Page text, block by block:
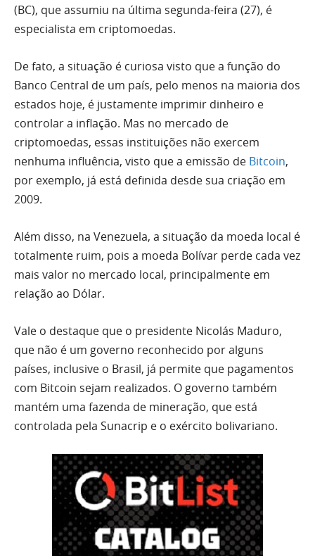
(BC), que assumiu na última segunda-feira (27), é
especialista em criptomoedas.
De fato, a situação é curiosa visto que a função do
Banco Central de um país, pelo menos na maioria dos
estados hoje, é justamente imprimir dinheiro e
controlar a inflação. Mas no mercado de
criptomoedas, essas instituições não exercem
nenhuma influência, visto que a emissão de Bitcoin,
por exemplo, já está definida desde sua criação em
2009.
Além disso, na Venezuela, a situação da moeda local é
totalmente ruim, pois a moeda Bolívar perde cada vez
mais valor no mercado local, principalmente em
relação ao Dólar.
Vale o destaque que o presidente Nicolás Maduro,
que não é um governo reconhecido por alguns
países, inclusive o Brasil, já permite que pagamentos
com Bitcoin sejam realizados. O governo também
mantém uma fazenda de mineração, que está
controlada pela Sunacrip e o exército bolivariano.